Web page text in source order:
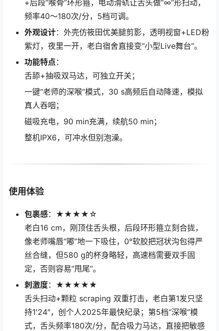
+后段“喉骨”环形箍，电动滑轨让舌头做“∞”形扫动，
频率40～180次/分，5档可调。
外观设计：外壳仿筱田优美腿剪影，透明视窗+LED粉
紫灯，夜里一开，老白宿舍直接变“小型Live舞台”。
功能特点 ：
舌舔+抽吸双马达，可独立开关；
一键“老师的深喉”模式，30 s高频后自动降速，模拟
真人吞咽；
磁吸充电，90 min充满，续航50 min；
整机IPX6，可冲水但别泡澡。
使用体验
包裹感：★★★★☆
老白16 cm，刚顶住舌头根，后段环形箍立刻合拢，
像老师嘴唇“嘟”地一下吸住，0°软胶把冠状沟包得严
丝合缝，但580 g的杯身略轻，高速档需要双手固
定，否则容易“甩尾”。
刺激度：★★★★★
舌头扫动+颗粒 scraping 双重打击，老白第1发只坚
持1′24″，创个人2025年最快纪录；第5档“深喉”模
式，舌头频率180次/分，配合吸力马达，直接把敏感